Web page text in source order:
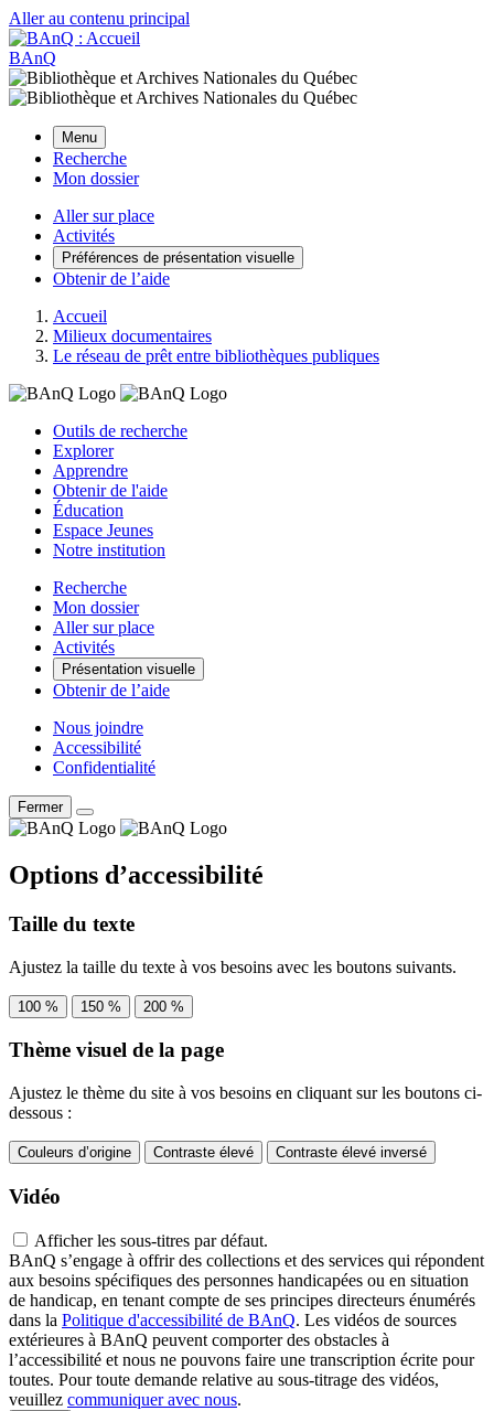
Aller au contenu principal
BAnQ
Menu
Recherche
Mon dossier
Aller sur place
Activités
Préférences de présentation visuelle
Obtenir de l’aide
Accueil
Milieux documentaires
Le réseau de prêt entre bibliothèques publiques
Outils de recherche
Explorer
Apprendre
Obtenir de l'aide
Éducation
Espace Jeunes
Notre institution
Recherche
Mon dossier
Aller sur place
Activités
Présentation visuelle
Obtenir de l’aide
Nous joindre
Accessibilité
Confidentialité
Fermer
Options d’accessibilité
Taille du texte
Ajustez la taille du texte à vos besoins avec les boutons suivants.
100 % 150 % 200 %
Thème visuel de la page
Ajustez le thème du site à vos besoins en cliquant sur les boutons ci-
dessous :
Couleurs d’origine Contraste élevé Contraste élevé inversé
Vidéo
Afficher les sous-titres par défaut.
BAnQ s’engage à offrir des collections et des services qui répondent
aux besoins spécifiques des personnes handicapées ou en situation
de handicap, en tenant compte de ses principes directeurs énumérés
dans la Politique d'accessibilité de BAnQ. Les vidéos de sources
extérieures à BAnQ peuvent comporter des obstacles à
l’accessibilité et nous ne pouvons faire une transcription écrite pour
toutes. Pour toute demande relative au sous-titrage des vidéos,
veuillez communiquer avec nous.